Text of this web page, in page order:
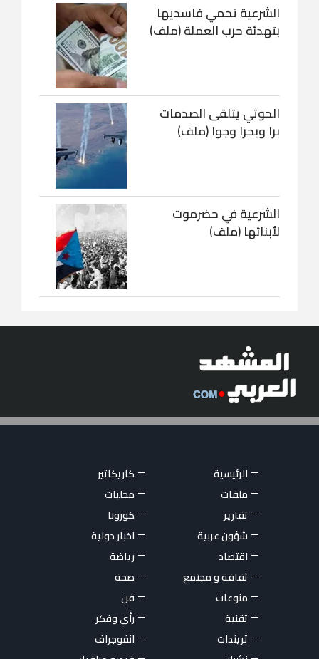
الشرعية تحمي فاسديها
بتهدئة حرب العملة (ملف)
الحوثي يتلقى الصدمات
برا وبحرا وجوا (ملف)
الشرعية في حضرموت
لأبنائها (ملف)
الرئيسية
كاريكاتير
ملفات
محليات
تقارير
كورونا
شؤون عربية
اخبار دولية
اقتصاد
رياضة
ثقافة و مجتمع
صحة
منوعات
فن
تقنية
رأي وفكر
تريندات
انفوجراف